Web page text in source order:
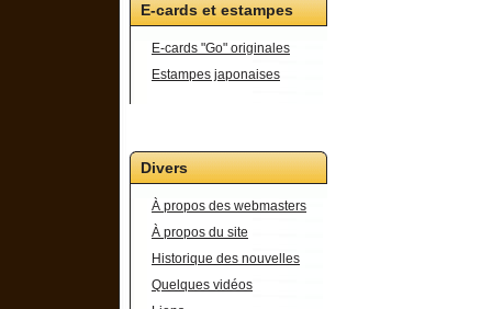
E-cards et estampes
E-cards "Go" originales
Estampes japonaises
Divers
À propos des webmasters
À propos du site
Historique des nouvelles
Quelques vidéos